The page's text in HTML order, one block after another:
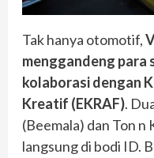
Tak hanya otomotif,
menggandeng para
kolaborasi dengan
Kreatif (EKRAF).
(Beemala) dan Ton n
langsung di bodi ID.